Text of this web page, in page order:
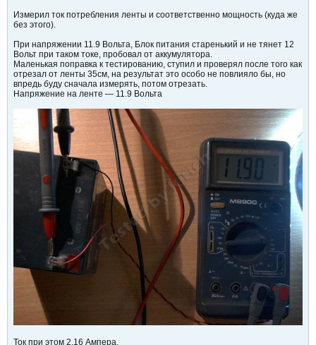
Измерил ток потребления ленты и соответственно мощность (куда же
без этого).
При напряжении 11.9 Вольта, Блок питания старенький и не тянет 12
Вольт при таком токе, пробовал от аккумулятора.
Маленькая поправка к тестированию, ступил и проверял после того как
отрезал от ленты 35см, на результат это особо не повлияло бы, но
впредь буду сначала измерять, потом отрезать.
Напряжение на ленте — 11.9 Вольта
Ток при этом 2.16 Ампера.